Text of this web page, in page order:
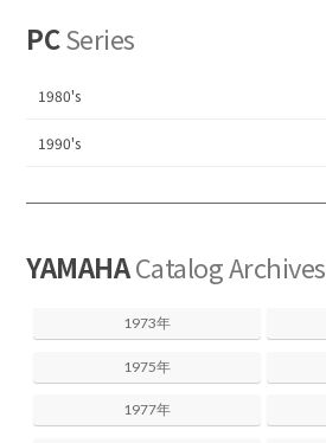
PCSeries
1980's
1990's
YAMAHACatalog Archives
1973年
1975年
1977年